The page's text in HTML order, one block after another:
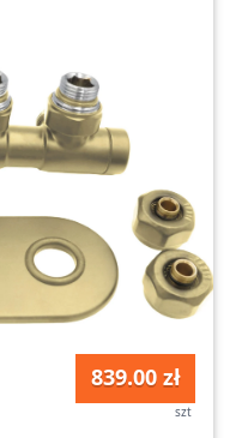
839.00 zł
szt